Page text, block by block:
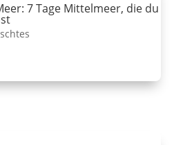
7 Tage Mittelmeer, die du